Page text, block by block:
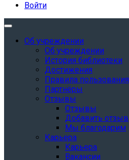
Войти
Об учреждении
Об учреждении
История библиотеки
Достижения
Правила пользования
Партнёры
Отзывы
Отзывы
Добавить отзыв
Мы благодарим
Карьера
Карьера
Вакансии